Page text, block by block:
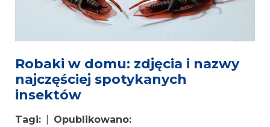
Robaki w domu: zdjęcia i nazwy
najczęściej spotykanych
insektów
Tagi:
Opublikowano: